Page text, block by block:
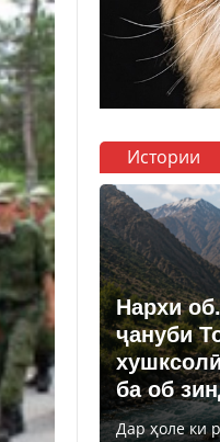
Истории
Нархи
ҷануби
ба об
Дар ҳоле ки